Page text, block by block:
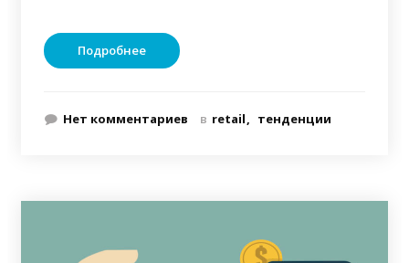
Подробнее
Нет комментариев в retail тенденции